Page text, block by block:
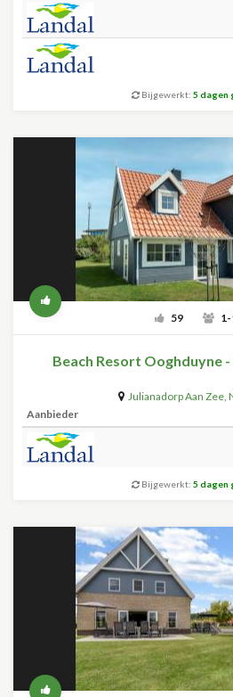
Bijgewerkt: 5 dagen
59
Beach Resort Ooghduyne
Julianadorp Aan Zee,
Aanbieder
Bijgewerkt: 5 dagen